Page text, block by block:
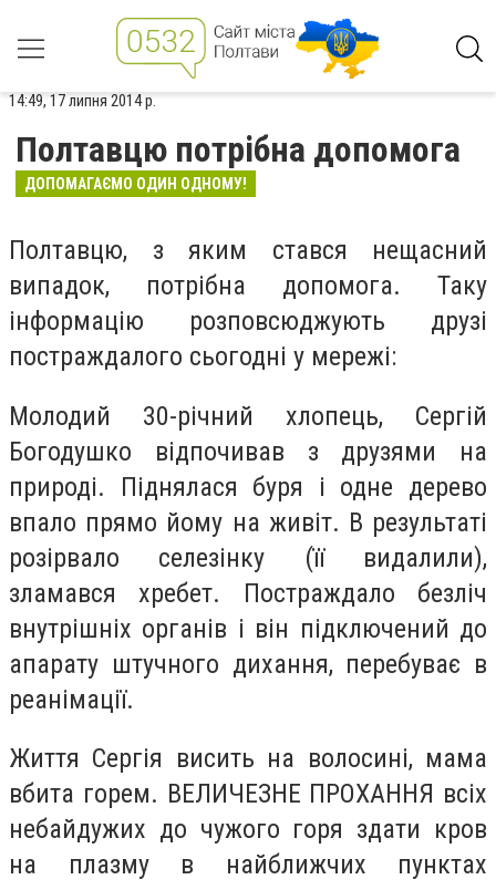
14:49, 17 липня 2014 р.
Полтавцю потрібна допомога
ДОПОМАГАЄМО ОДИН ОДНОМУ!
Полтавцю, з яким стався нещасний
випадок, потрібна допомога. Таку
інформацію розповсюджують друзі
постраждалого сьогодні у мережі:
Молодий 30-річний хлопець, Сергій
Богодушко відпочивав з друзями на
природі. Піднялася буря і одне дерево
впало прямо йому на живіт. В результаті
розірвало селезінку (її видалили),
зламався хребет. Постраждало безліч
внутрішніх органів і він підключений до
апарату штучного дихання, перебуває в
реанімації.
Життя Сергія висить на волосині, мама
вбита горем. ВЕЛИЧЕЗНЕ ПРОХАННЯ всіх
небайдужих до чужого горя здати кров
на плазму в найближчих пунктах